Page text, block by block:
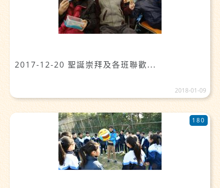
2017-12-20 聖誕崇拜及各班聯歡...
2018-01-09
180